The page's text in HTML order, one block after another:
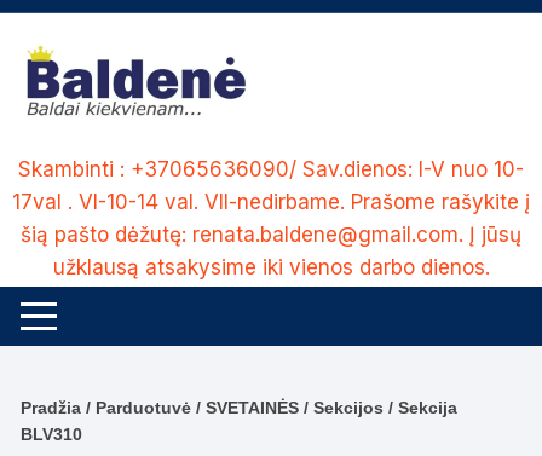
Skip
content
Skambinti : +37065636090/ Sav.dienos: I-V nuo 10-
17val . VI-10-14 val. VII-nedirbame. Prašome rašykite į
šią pašto dėžutę: renata.baldene@gmail.com. Į jūsų
užklausą atsakysime iki vienos darbo dienos.
Pradžia / Parduotuvė /SVETAINĖS /Sekcijos / Sekcija
BLV310